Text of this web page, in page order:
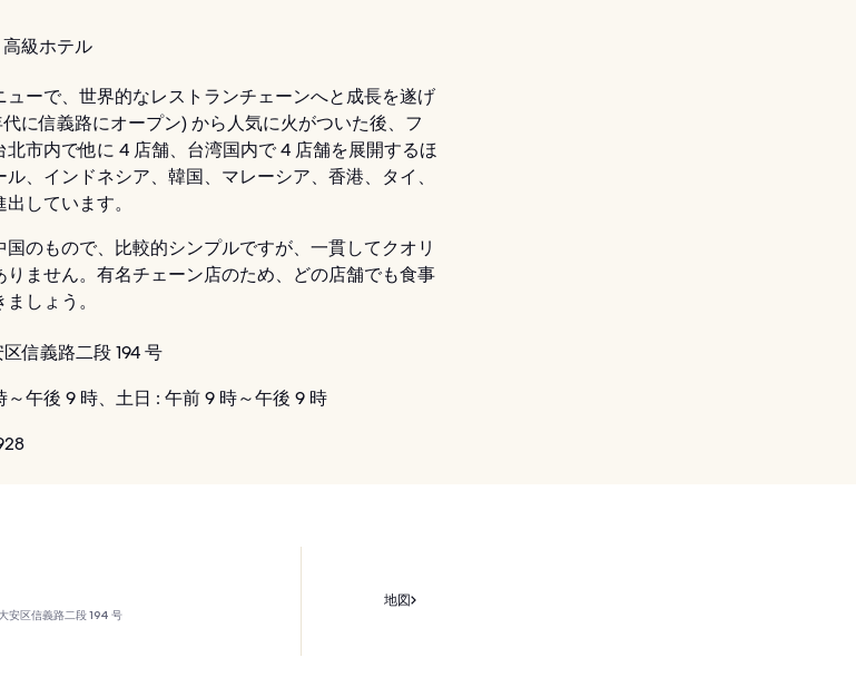
級ホテル
ーで、世界的なレストランチェーンへと成長を遂げ
に信義路にオープン) から人気に火がついた後、フ
市内で他に 4 店舗、台湾国内で 4 店舗を展開するほ
、インドネシア、韓国、マレーシア、香港、タイ、
しています。
のもので、比較的シンプルですが、一貫してクオリ
ません。有名チェーン店のため、どの店舗でも食事
しょう。
信義路二段 194 号
～午後 9 時、土日 : 午前 9 時～午後 9 時
安区信義路二段 194 号
地図